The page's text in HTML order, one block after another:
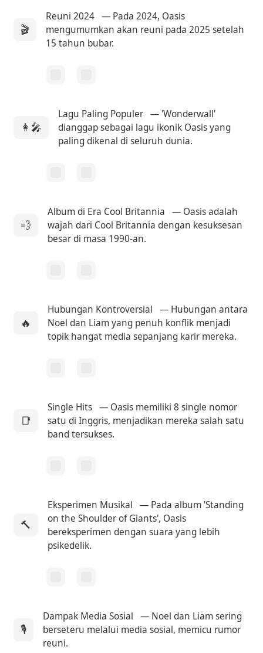
🎬
Reuni 2024 — Pada 2024, Oasis
mengumumkan akan reuni pada 2025 setelah
15 tahun bubar.
👩‍🎤
Lagu Paling Populer — 'Wonderwall'
dianggap sebagai lagu ikonik Oasis yang
paling dikenal di seluruh dunia.
💨
Album di Era Cool Britannia
— Oasis adalah
wajah dari Cool Britannia dengan kesuksesan
besar di masa 1990-an.
🔥
Hubungan Kontroversial
— Hubungan antara
Noel dan Liam yang penuh konflik menjadi
topik hangat media sepanjang karir mereka.
📑
Single Hits — Oasis memiliki 8 single nomor
satu di Inggris, menjadikan mereka salah satu
band tersukses.
🔨
Eksperimen Musikal
— Pada album 'Standing
on the Shoulder of Giants', Oasis
bereksperimen dengan suara yang lebih
psikedelik.
🎙
Dampak Media Sosial
— Noel dan Liam sering
berseteru melalui media sosial, memicu rumor
reuni.